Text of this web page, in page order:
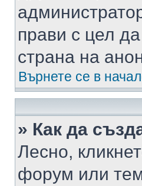
прави с цел
страна на
Върнете се в
» Как да
Лесно,
форум или